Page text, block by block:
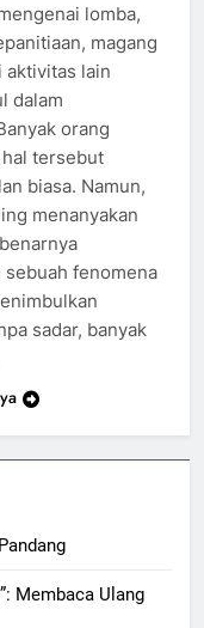
lomba,
magang
aktivitas lain
dalam
orang
tersebut
biasa. Namun,
menanyakan
sebuah fenomena
sadar, banyak
Membaca Ulang